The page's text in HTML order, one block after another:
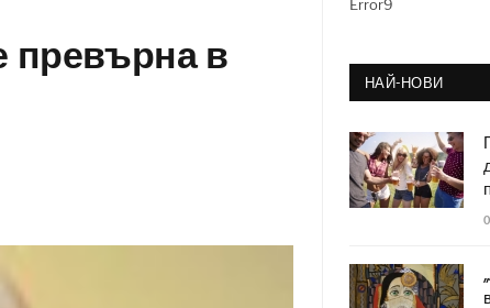
превърна в
Error9
НАЙ-НОВИ